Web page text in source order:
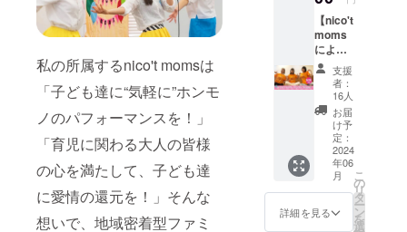
私の所属するnico't momsは
「子ども達に“気軽に”ホンモ
ノのパフォーマンスを！」
「育児に関わる大人の皆様
の心を満たして、子ども達
に愛情の還元を！」そんな
想いで、地域密着型ファミ
にてお
送りし
ます。
議サー
ビス
（Zoom
）を使
用予
定。ど
なたで
もお気
軽にご
参加く
ださい♪
※日程が
近くな
りまし
ひと
み）ラ
イブに
参加し
て盛り
あがろ
う！
（nico't
moms
なおお
姉さ
ん、ゆ
きお姉
さんと
劇団四
【nico't
moms
による
歌とダ
ンスの
ワーク
ショッ
プ】 今
回のリ
ターン
のため
に企画
した、
ここで
しか受
支援
者：
16人
お届
け予
定：
2024
年06
月
詳細を見る
こ
の
リ
タ
ー
ン
を
選